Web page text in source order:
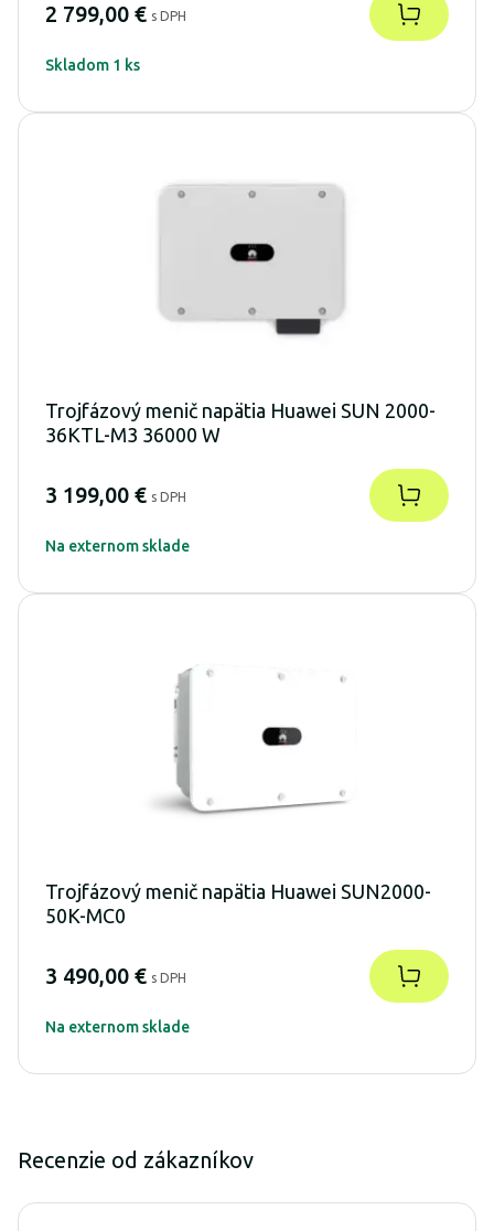
2 799,00 € s DPH
Skladom 1 ks
Trojfázový menič napätia Huawei SUN 2000-
36KTL-M3 36000 W
3 199,00 € s DPH
Na externom sklade
Trojfázový menič napätia Huawei SUN2000-
50K-MC0
3 490,00 € s DPH
Na externom sklade
Recenzie od zákazníkov